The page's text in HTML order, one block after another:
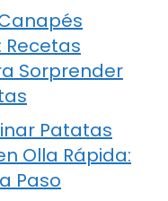
Recetas
Sorprender
Patatas
Olla Rápida:
Paso